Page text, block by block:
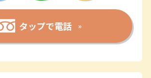
タップで電話